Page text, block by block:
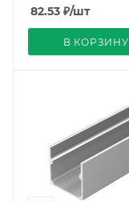
82.53 ₽/шт
В КОРЗИНУ